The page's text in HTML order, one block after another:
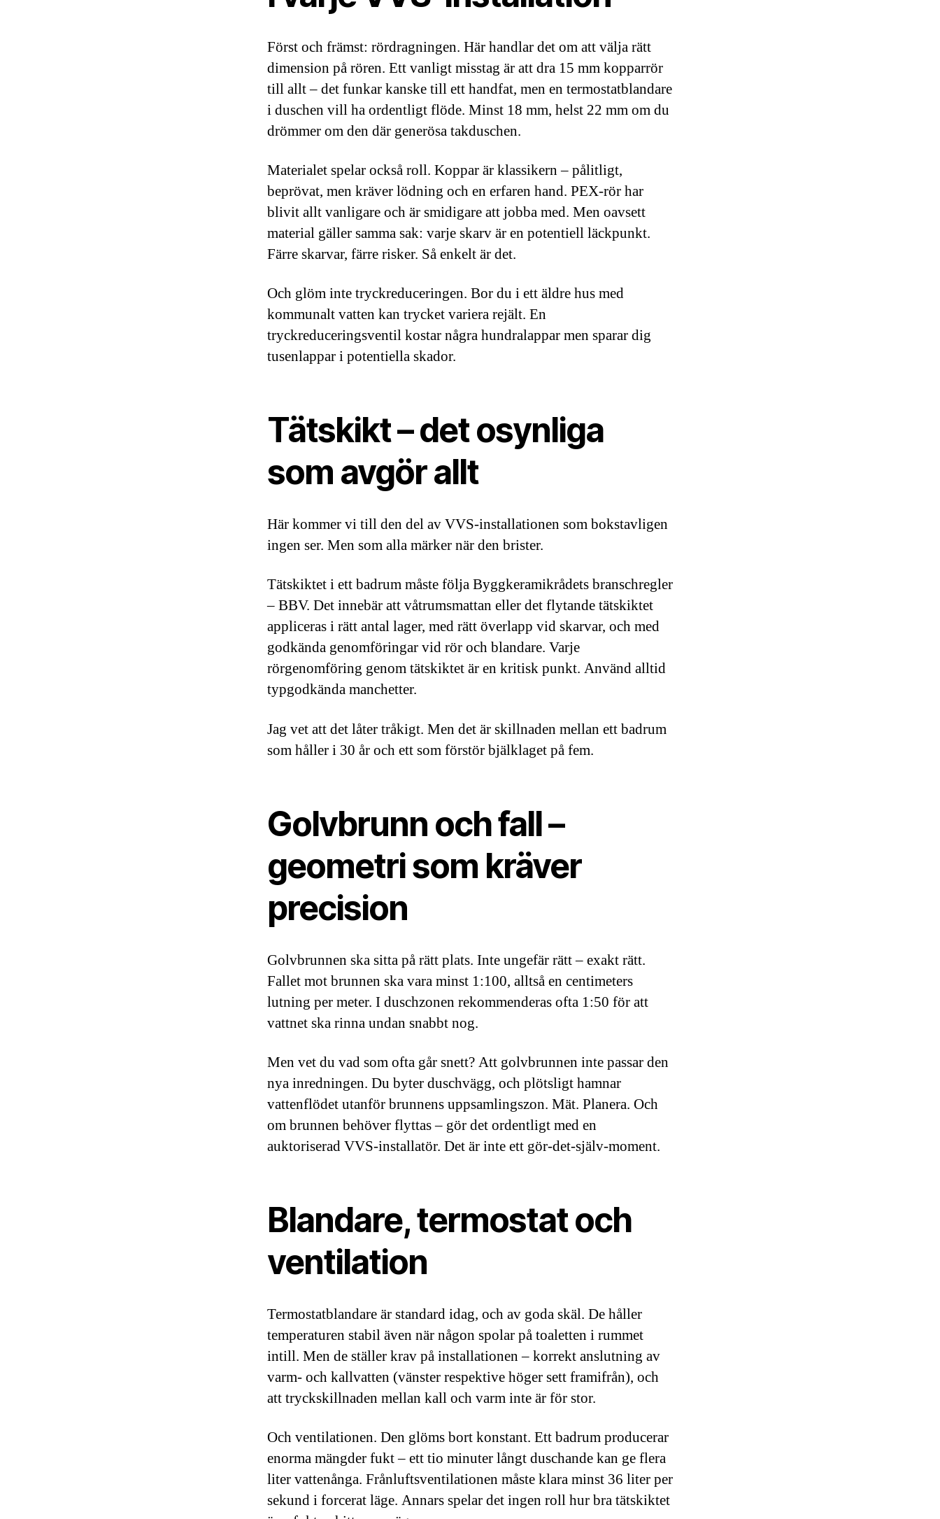
Först och främst: rördragningen. Här handlar det om att välja rätt
dimension på rören. Ett vanligt misstag är att dra 15 mm kopparrör
till allt – det funkar kanske till ett handfat, men en termostatblandare
i duschen vill ha ordentligt flöde. Minst 18 mm, helst 22 mm om du
drömmer om den där generösa takduschen.
Materialet spelar också roll. Koppar är klassikern – pålitligt,
beprövat, men kräver lödning och en erfaren hand. PEX-rör har
blivit allt vanligare och är smidigare att jobba med. Men oavsett
material gäller samma sak: varje skarv är en potentiell läckpunkt.
Färre skarvar, färre risker. Så enkelt är det.
Och glöm inte tryckreduceringen. Bor du i ett äldre hus med
kommunalt vatten kan trycket variera rejält. En
tryckreduceringsventil kostar några hundralappar men sparar dig
tusenlappar i potentiella skador.
Tätskikt – det osynliga
som avgör allt
Här kommer vi till den del av VVS-installationen som bokstavligen
ingen ser. Men som alla märker när den brister.
Tätskiktet i ett badrum måste följa Byggkeramikrådets branschregler
– BBV. Det innebär att våtrumsmattan eller det flytande tätskiktet
appliceras i rätt antal lager, med rätt överlapp vid skarvar, och med
godkända genomföringar vid rör och blandare. Varje
rörgenomföring genom tätskiktet är en kritisk punkt. Använd alltid
typgodkända manchetter.
Jag vet att det låter tråkigt. Men det är skillnaden mellan ett badrum
som håller i 30 år och ett som förstör bjälklaget på fem.
Golvbrunn och fall –
geometri som kräver
precision
Golvbrunnen ska sitta på rätt plats. Inte ungefär rätt – exakt rätt.
Fallet mot brunnen ska vara minst 1:100, alltså en centimeters
lutning per meter. I duschzonen rekommenderas ofta 1:50 för att
vattnet ska rinna undan snabbt nog.
Men vet du vad som ofta går snett? Att golvbrunnen inte passar den
nya inredningen. Du byter duschvägg, och plötsligt hamnar
vattenflödet utanför brunnens uppsamlingszon. Mät. Planera. Och
om brunnen behöver flyttas – gör det ordentligt med en
auktoriserad VVS-installatör. Det är inte ett gör-det-själv-moment.
Blandare, termostat och
ventilation
Termostatblandare är standard idag, och av goda skäl. De håller
temperaturen stabil även när någon spolar på toaletten i rummet
intill. Men de ställer krav på installationen – korrekt anslutning av
varm- och kallvatten (vänster respektive höger sett framifrån), och
att tryckskillnaden mellan kall och varm inte är för stor.
Och ventilationen. Den glöms bort konstant. Ett badrum producerar
enorma mängder fukt – ett tio minuter långt duschande kan ge flera
liter vattenånga. Frånluftsventilationen måste klara minst 36 liter per
sekund i forcerat läge. Annars spelar det ingen roll hur bra tätskiktet